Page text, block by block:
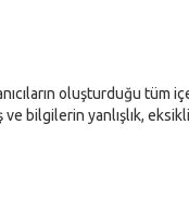
oluşturduğu
ve bilgilerin yanlışlık,